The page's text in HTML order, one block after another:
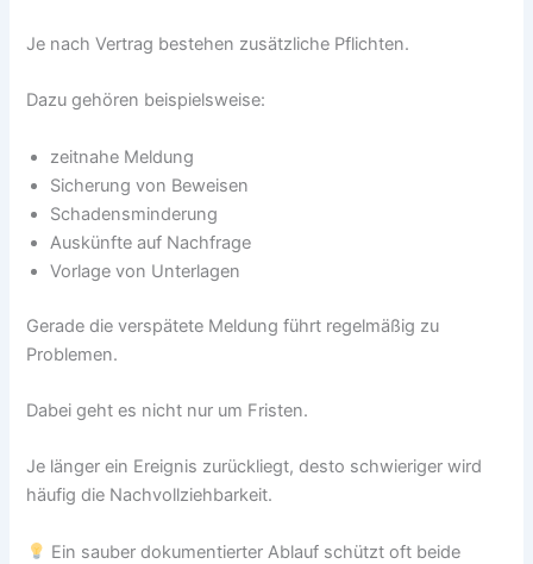
Je nach Vertrag bestehen zusätzliche Pflichten.
Dazu gehören beispielsweise:
zeitnahe Meldung
Sicherung von Beweisen
Schadensminderung
Auskünfte auf Nachfrage
Vorlage von Unterlagen
Gerade die verspätete Meldung führt regelmäßig zu
Problemen.
Dabei geht es nicht nur um Fristen.
Je länger ein Ereignis zurückliegt, desto schwieriger wird
häufig die Nachvollziehbarkeit.
Ein sauber dokumentierter Ablauf schützt oft beide